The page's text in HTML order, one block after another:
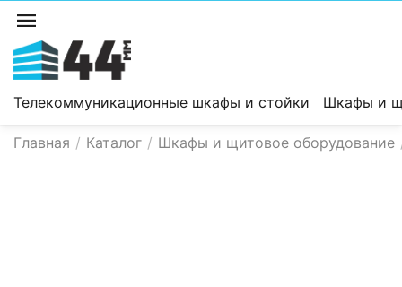
Телекоммуникационные шкафы и стойки Шкафы и
Главная / Каталог / Шкафы и щитовое оборудование